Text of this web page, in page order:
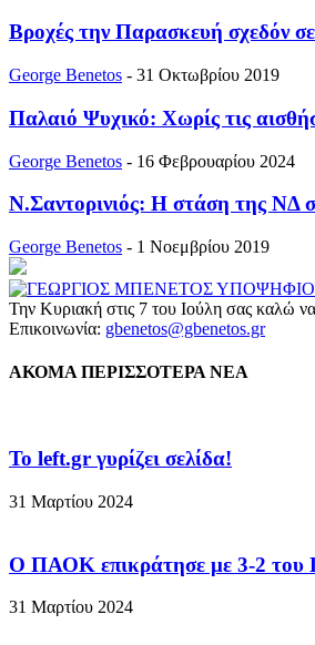
Βροχές την Παρασκευή σχεδόν
George Benetos - 31 Οκτωβρίου 2019
Παλαιό Ψυχικό: Χωρίς τις
George Benetos - 16 Φεβρουαρίου 2024
Ν.Σαντορινιός: Η στάση της ΝΔ
George Benetos - 1 Νοεμβρίου 2019
Την Κυριακή στις 7 του Ιούλη σας καλώ
Επικοινωνία: gbenetos@gbenetos.gr
ΑΚΟΜΑ ΠΕΡΙΣΣΟΤΕΡΑ ΝΕΑ
To left.gr γυρίζει σελίδα!
31 Μαρτίου 2024
Ο ΠΑΟΚ επικράτησε με 3-2 του
31 Μαρτίου 2024